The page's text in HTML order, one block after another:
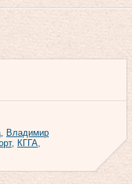
, Владимир
, КГГА,